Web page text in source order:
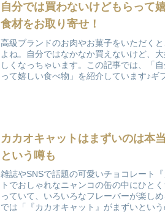
自分では買わないけどもらって
食材をお取り寄せ！
高級ブランドのお肉やお菓子をいただく
よね。自分ではなかなか買えないけど、
しくなっちゃいます。この記事では、「
って嬉しい食べ物」を紹介しています♪ギ
カカオキャットはまずいのは本
という噂も
雑誌やSNSで話題の可愛いチョコレート
トでおしゃれなニャンコの缶の中にひと
っていて、いろいろなフレーバーが楽し
では「『カカオキャット』がまずいという